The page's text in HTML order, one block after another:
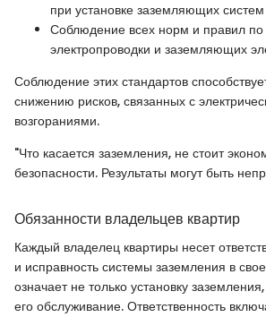
при установке заземляющих систем
Соблюдение всех норм и правил
электропроводки и заземляющих
Соблюдение этих стандартов
снижению рисков, связанных с
возгораниями.
"Что касается заземления, не стоит
безопасности. Результаты могут быть
Обязанности владельцев квартир
Каждый владелец квартиры несет
и исправность системы заземления в
означает не только установку
его обслуживание. Ответственность